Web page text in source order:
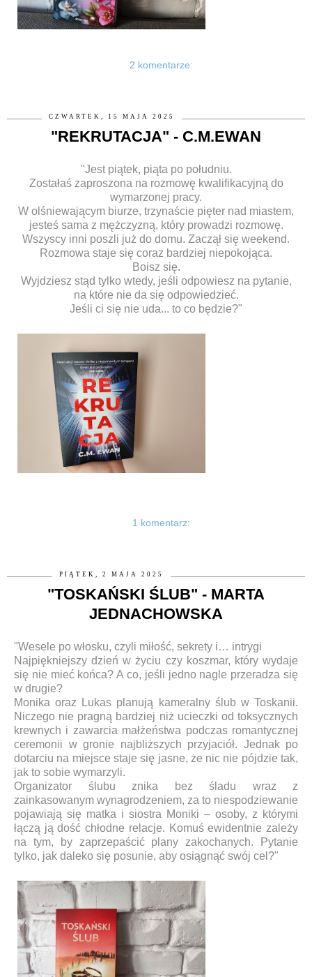
2 komentarze:
CZWARTEK, 15 MAJA 2025
"REKRUTACJA" - C.M.EWAN
"Jest piątek, piąta po południu.
Zostałaś zaproszona na rozmowę kwalifikacyjną do
wymarzonej pracy.
W olśniewającym biurze, trzynaście pięter nad miastem,
jesteś sama z mężczyzną, który prowadzi rozmowę.
Wszyscy inni poszli już do domu. Zaczął się weekend.
Rozmowa staje się coraz bardziej niepokojąca.
Boisz się.
Wyjdziesz stąd tylko wtedy, jeśli odpowiesz na pytanie,
na które nie da się odpowiedzieć.
Jeśli ci się nie uda... to co będzie?"
1 komentarz:
PIĄTEK, 2 MAJA 2025
"TOSKAŃSKI ŚLUB" - MARTA
JEDNACHOWSKA
"Wesele po włosku, czyli miłość, sekrety i… intrygi
Najpiękniejszy dzień w życiu czy koszmar, który wydaje
się nie mieć końca? A co, jeśli jedno nagle przeradza się
w drugie?
Monika oraz Lukas planują kameralny ślub w Toskanii.
Niczego nie pragną bardziej niż ucieczki od toksycznych
krewnych i zawarcia małżeństwa podczas romantycznej
ceremonii w gronie najbliższych przyjaciół. Jednak po
dotarciu na miejsce staje się jasne, że nic nie pójdzie tak,
jak to sobie wymarzyli.
Organizator ślubu znika bez śladu wraz z
zainkasowanym wynagrodzeniem, za to niespodziewanie
pojawiają się matka i siostra Moniki – osoby, z którymi
łączą ją dość chłodne relacje. Komuś ewidentnie zależy
na tym, by zaprzepaścić plany zakochanych. Pytanie
tylko, jak daleko się posunie, aby osiągnąć swój cel?"